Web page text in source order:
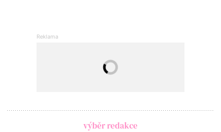
výběr redakce